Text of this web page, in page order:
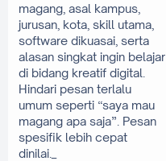
magang, asal kampus,
jurusan, kota, skill utama,
software dikuasai, serta
alasan singkat ingin belajar
di bidang kreatif digital.
Hindari pesan terlalu
umum seperti “saya mau
magang apa saja”. Pesan
spesifik lebih cepat
dinilai._